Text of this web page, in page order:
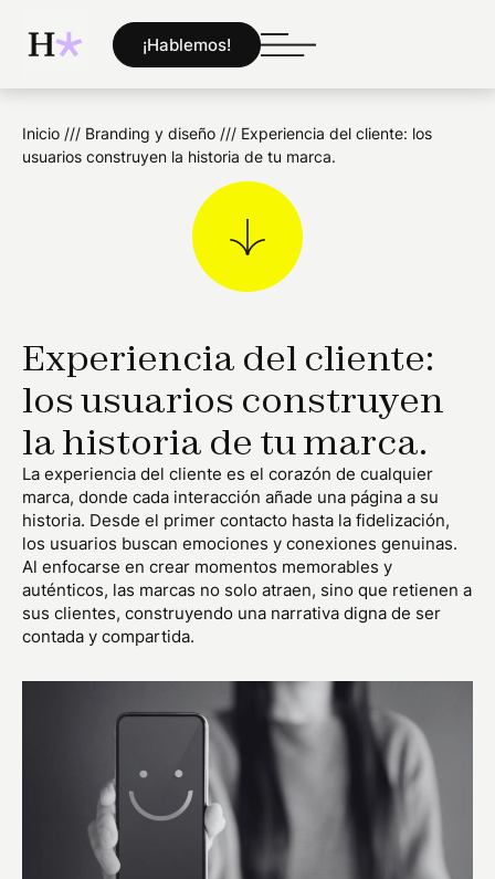
¡Hablemos!
Inicio /// Branding y diseño /// Experiencia del cliente: los
usuarios construyen la historia de tu marca.
Experiencia del cliente:
los usuarios construyen
la historia de tu marca.
La experiencia del cliente es el corazón de cualquier
marca, donde cada interacción añade una página a su
historia. Desde el primer contacto hasta la fidelización,
los usuarios buscan emociones y conexiones genuinas.
Al enfocarse en crear momentos memorables y
auténticos, las marcas no solo atraen, sino que retienen a
sus clientes, construyendo una narrativa digna de ser
contada y compartida.